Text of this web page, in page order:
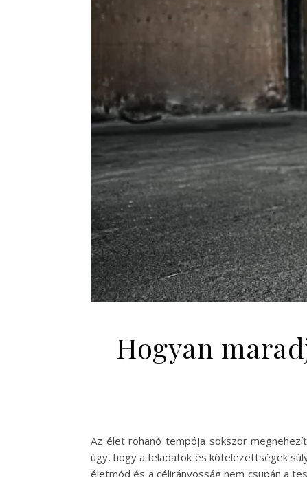
Hogyan
Az élet rohanó tempója sokszor
úgy, hogy a feladatok és kötelezettségek
életmód és a célirányosság nem csupán a